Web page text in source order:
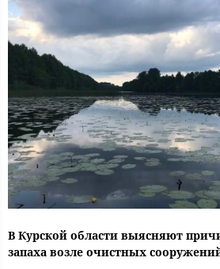
В Курской области выясняют
запаха возле очистных